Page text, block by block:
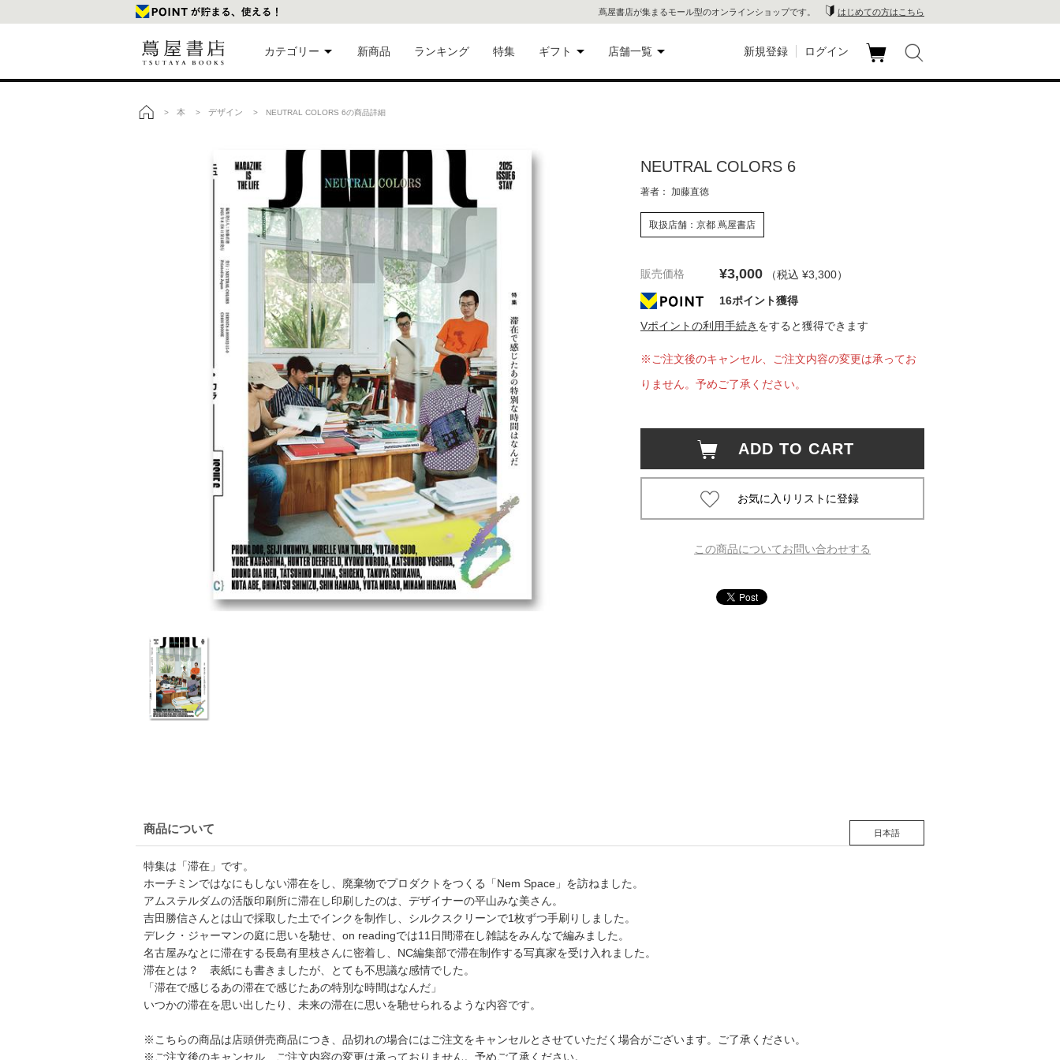
蔦屋書店が集まるモール型のオンラインショップです。 はじめての方はこちら
カテゴリー
美術品
本
映像・音
楽
文具
雑貨
家電
食品
eギフト
新商品 ランキング 特集 ギフト
eギフト
店舗一覧
代官山 蔦
書店
京都 蔦屋
蔦屋書店
新規登録 ログイン
> 本 > デザイン > NEUTRAL COLORS 6の商品詳細
NEUTRAL COLORS 6
著者： 加藤直徳
取扱店舗：京都 蔦屋書店
販売価格 ¥3,000 （税込 ¥3,300）
16ポイント獲得
Vポイントの利用手続き をすると獲得できます
※ご注文後のキャンセル、ご注文内容の変更は承ってお
りません。予めご了承ください。
ADD TO CART
この商品についてお問い合わせする
商品について 日本語
特集は「滞在」です。
ホーチミンではなにもしない滞在をし、廃棄物でプロダクトをつくる「Nem Space」を訪ねました。
アムステルダムの活版印刷所に滞在し印刷したのは、デザイナーの平山みな美さん。
吉田勝信さんとは山で採取した土でインクを制作し、シルクスクリーンで1枚ずつ手刷りしました。
デレク・ジャーマンの庭に思いを馳せ、on readingでは11日間滞在し雑誌をみんなで編みました。
名古屋みなとに滞在する長島有里枝さんに密着し、NC編集部で滞在制作する写真家を受け入れました。
滞在とは？ 表紙にも書きましたが、とても不思議な感情でした。
「滞在で感じるあの滞在で感じたあの特別な時間はなんだ」
いつかの滞在を思い出したり、未来の滞在に思いを馳せられるような内容です。
※こちらの商品は店頭併売商品につき、品切れの場合にはご注文をキャンセルとさせていただく場合がございます。ご了承ください。
※ご注文後のキャンセル、ご注文内容の変更は承っておりません。予めご了承ください。